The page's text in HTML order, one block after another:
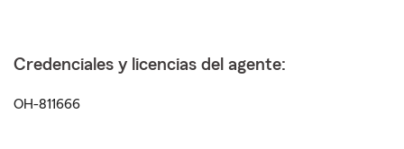
Credenciales y licencias del agente:
OH-811666